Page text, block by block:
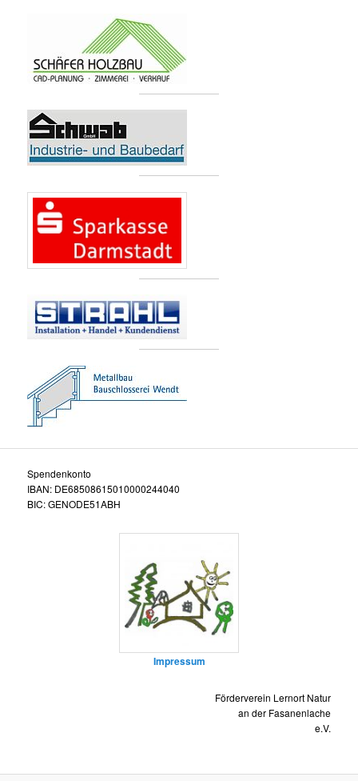
Spendenkonto
IBAN: DE68508615010000244040
BIC: GENODE51ABH
Impressum
Förderverein Lernort Natur
an der Fasanenlache
e.V.